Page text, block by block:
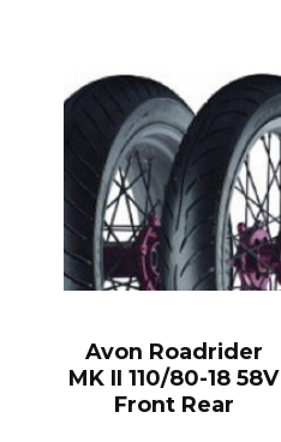
Avon Roadrider
MK II 110/80-18 58V
Front Rear